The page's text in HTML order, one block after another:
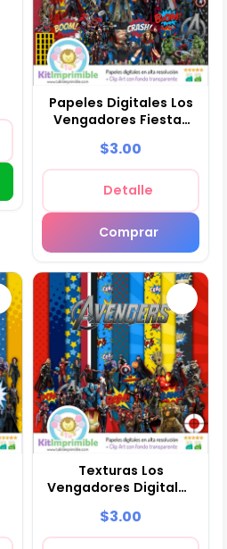
Papeles Digitales Los
Vengadores Fiestas
$3.00
Detalle
Comprar
Texturas Los
Vengadores Digitales
M3
$3.00